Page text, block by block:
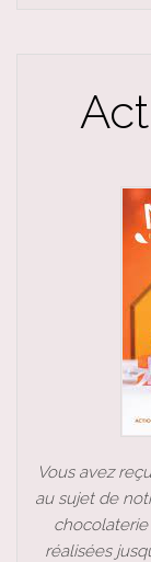
Vous avez
au sujet de
réalisées